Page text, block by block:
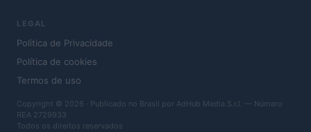
LEGAL
Política de Privacidade
Política de cookies
Termos de uso
Copyright © 2026 · Publicado no Brasil por AdHub Media S.r.l. — Número
REA 2729933
Todos os direitos reservados